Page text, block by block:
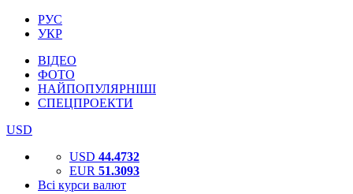
РУС
УКР
ВІДЕО
ФОТО
НАЙПОПУЛЯРНІШІ
СПЕЦПРОЕКТИ
USD
USD 44.4732
EUR 51.3093
Всі курси валют